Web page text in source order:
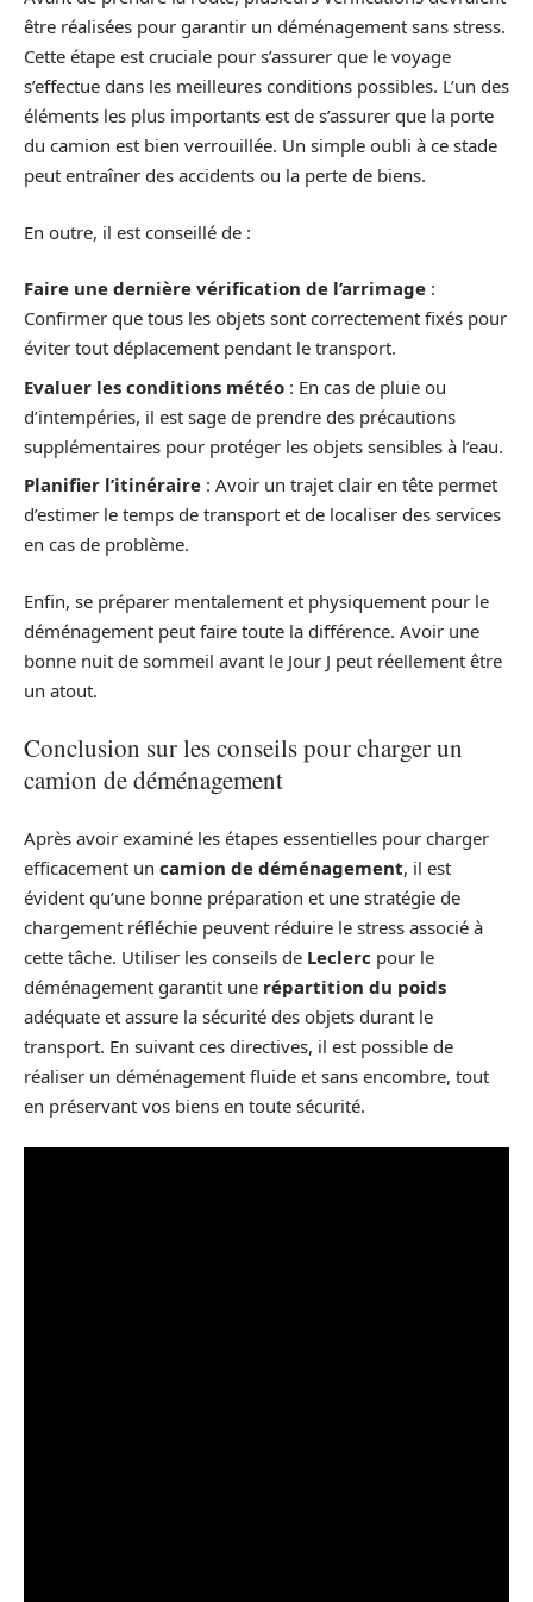
être réalisées pour garantir un déménagement sans stress.
Cette étape est cruciale pour s’assurer que le voyage
s’effectue dans les meilleures conditions possibles. L’un des
éléments les plus importants est de s’assurer que la porte
du camion est bien verrouillée. Un simple oubli à ce stade
peut entraîner des accidents ou la perte de biens.
En outre, il est conseillé de :
Faire une dernière vérification de l’arrimage :
Confirmer que tous les objets sont correctement fixés pour
éviter tout déplacement pendant le transport.
Evaluer les conditions météo : En cas de pluie ou
d’intempéries, il est sage de prendre des précautions
supplémentaires pour protéger les objets sensibles à l’eau.
Planifier l’itinéraire : Avoir un trajet clair en tête permet
d’estimer le temps de transport et de localiser des services
en cas de problème.
Enfin, se préparer mentalement et physiquement pour le
déménagement peut faire toute la différence. Avoir une
bonne nuit de sommeil avant le Jour J peut réellement être
un atout.
Conclusion sur les conseils pour charger un
camion de déménagement
Après avoir examiné les étapes essentielles pour charger
efficacement un camion de déménagement, il est
évident qu’une bonne préparation et une stratégie de
chargement réfléchie peuvent réduire le stress associé à
cette tâche. Utiliser les conseils de Leclerc pour le
déménagement garantit une répartition du poids
adéquate et assure la sécurité des objets durant le
transport. En suivant ces directives, il est possible de
réaliser un déménagement fluide et sans encombre, tout
en préservant vos biens en toute sécurité.